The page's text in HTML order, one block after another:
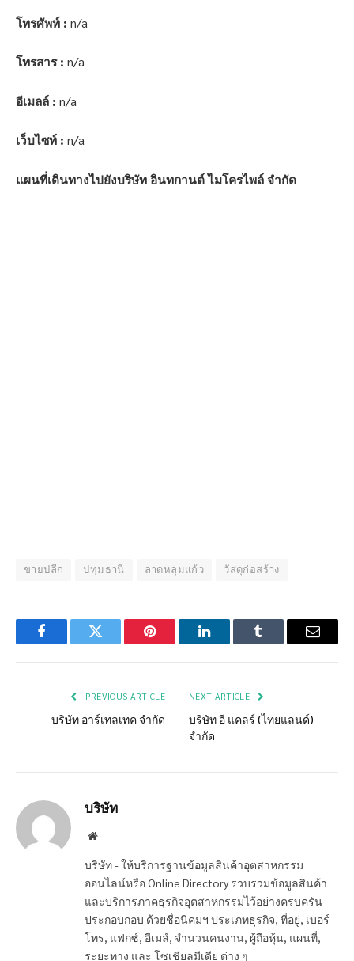
โทรศัพท์ : n/a
โทรสาร : n/a
อีเมลล์ : n/a
เว็บไซท์ : n/a
แผนที่เดินทางไปยังบริษัท อินทกานต์ ไมโครไพล์ จำกัด
ขายปลีก ปทุมธานี ลาดหลุมแก้ว วัสดุก่อสร้าง
FacebookTwitter Pinterest LinkedInTumblr Email
PREVIOUS ARTICLE
บริษัท อาร์เทลเทค จำกัด
NEXT ARTICLE
บริษัท อี แคลร์ (ไทยแลนด์)
จำกัด
บริษัท
Website
บริษัท - ให้บริการฐานข้อมูลสินค้าอุตสาหกรรม
ออนไลน์หรือ Online Directory รวบรวมข้อมูลสินค้า
และบริการภาคธุรกิจอุตสาหกรรมไว้อย่างครบครัน
ประกอบกอบ ด้วยชื่อนิคมฯ ประเภทธุรกิจ, ที่อยู่, เบอร์
โทร, แฟกซ์, อีเมล์, จำนวนคนงาน, ผู้ถือหุ้น, แผนที่,
ระยะทาง และ โซเชียลมีเดีย ต่าง ๆ